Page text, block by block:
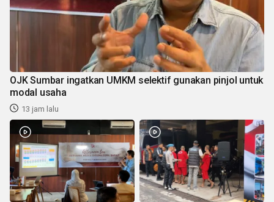
OJK Sumbar ingatkan UMKM selektif gunakan pinjol untuk
modal usaha
13 jam lalu